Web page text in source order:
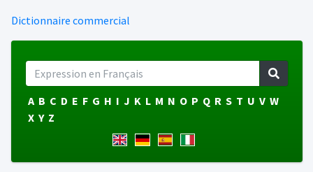
Dictionnaire commercial
A B C D E F G H I J K L M N O P Q R S T U V W
X Y Z